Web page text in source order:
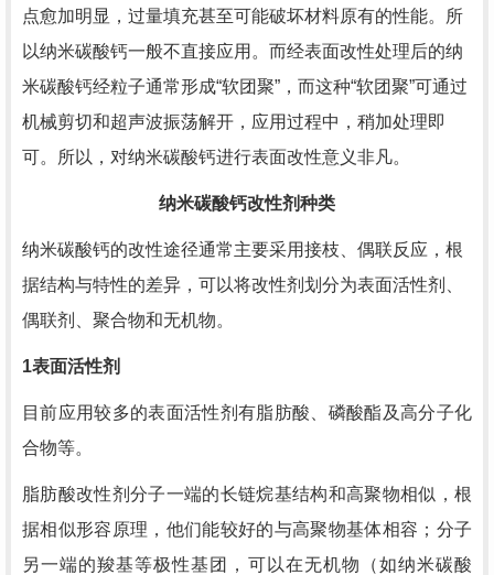
点愈加明显，过量填充甚至可能破坏材料原有的性能。所
以纳米碳酸钙一般不直接应用。而经表面改性处理后的纳
米碳酸钙经粒子通常形成“软团聚”，而这种“软团聚”可通过
机械剪切和超声波振荡解开，应用过程中，稍加处理即
可。所以，对纳米碳酸钙进行表面改性意义非凡。
纳米碳酸钙改性剂种类
纳米碳酸钙的改性途径通常主要采用接枝、偶联反应，根
据结构与特性的差异，可以将改性剂划分为表面活性剂、
偶联剂、聚合物和无机物。
1表面活性剂
目前应用较多的表面活性剂有脂肪酸、磷酸酯及高分子化
合物等。
脂肪酸改性剂分子一端的长链烷基结构和高聚物相似，根
据相似形容原理，他们能较好的与高聚物基体相容；分子
另一端的羧基等极性基团，可以在无机物（如纳米碳酸